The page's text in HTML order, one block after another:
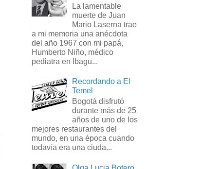
La lamentable
muerte de Juan
Mario Laserna trae
a mi memoria una anécdota
del año 1967 con mi papá,
Humberto Niño, médico
pediatra en Ibagu...
Recordando a El
Temel
Bogotá disfrutó
durante más de 25
años de uno de los
mejores restaurantes del
mundo, en una época cuando
todavía era una ciuda...